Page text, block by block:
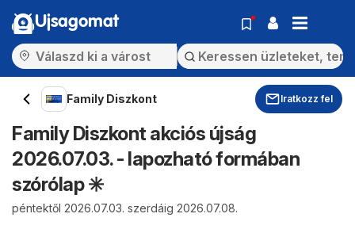
Ujsagomat
Family Diszkont Iratkozz fel
Family Diszkont akciós újság
2026.07.03. - lapozható formában
szórólap ✳️
péntektől 2026.07.03. szerdáig 2026.07.08.